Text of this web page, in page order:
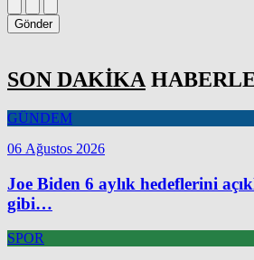
Gönder
SON DAKİKA
GÜNDEM
06 Ağustos 2026
Joe Biden 6 aylık hedeflerini
gibi…
SPOR